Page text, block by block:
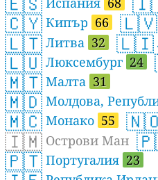
🇨🇾 Кипър 66 🇱🇻
🇱🇹 Литва 32 🇱🇮
🇱🇺 Люксембург 24
🇲🇹 Малта 31
🇲🇩 Молдова,
🇲🇨 Монако 55
🇮🇲 Острови Ман
🇵🇹 Португалия 23